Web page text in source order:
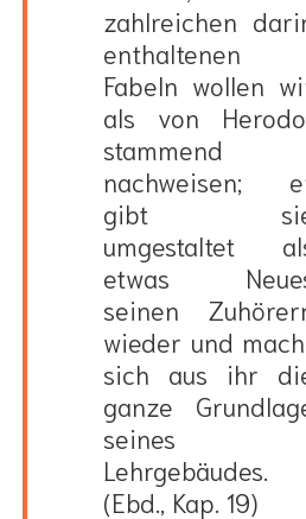
zahlreichen
enthaltenen
Fabeln wollen
als von
stammend
nachweisen;
gibt
umgestaltet
etwas
seinen
wieder und
sich aus ihr
ganze
seines
Lehrgebäudes.
(Ebd., Kap. 19)